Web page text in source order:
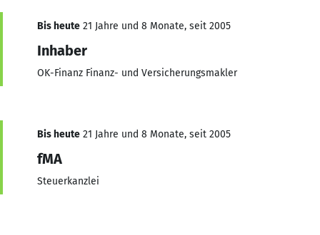
Bis heute 21 Jahre und 8 Monate, seit 2005
Inhaber
OK-Finanz Finanz- und Versicherungsmakler
Bis heute 21 Jahre und 8 Monate, seit 2005
fMA
Steuerkanzlei